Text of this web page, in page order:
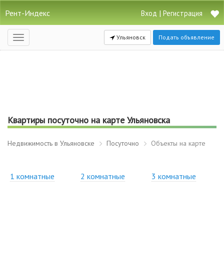
Рент-Индекс Вход | Регистрация
Открыть
навигацию
Ульяновск Подать объявление
Квартиры посуточно на карте Ульяновска
Недвижимость в Ульяновске Посуточно Объекты на карте
1 комнатные 2 комнатные 3 комнатные